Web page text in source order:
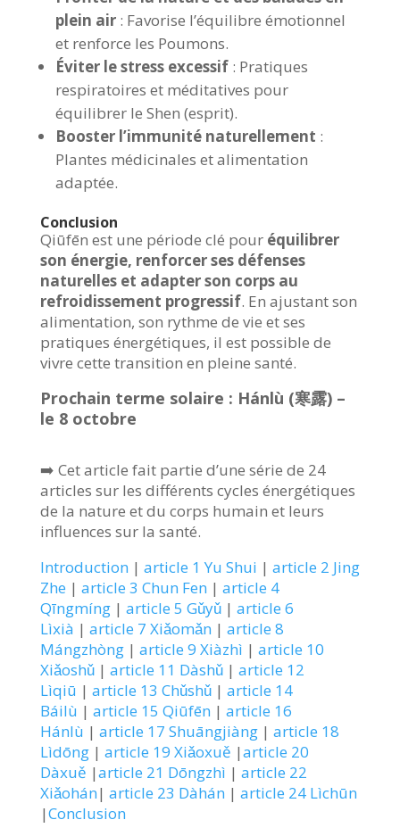
plein air: Favorise l’équilibre émotionnel
et renforce les Poumons.
Éviter le stress excessif: Pratiques
respiratoires et méditatives pour
équilibrer le Shen (esprit).
Booster l’immunité naturellement :
Plantes médicinales et alimentation
adaptée.
Conclusion
Qiūfēn est une période clé pour équilibrer
son énergie, renforcer ses défenses
naturelles et adapter son corps au
refroidissement progressif. En ajustant son
alimentation, son rythme de vie et ses
pratiques énergétiques, il est possible de
vivre cette transition en pleine santé.
Prochain terme solaire : Hánlù (寒露) –
le 8 octobre
➡️ Cet article fait partie d’une série de 24
articles sur les différents cycles énergétiques
de la nature et du corps humain et leurs
influences sur la santé.
Introduction | article 1 Yu Shui | article 2 Jing
Zhe | article 3 Chun Fen | article 4
Qīngmíng| article 5 Gǔyǔ| article 6
Lìxià | article 7 Xiǎomǎn | article 8
Mángzhòng| article 9 Xiàzhì | article 10
Xiǎoshǔ| article 11 Dàshǔ| article 12
Lìqiū | article 13 Chǔshǔ| article 14
Báilù | article 15 Qiūfēn | article 16
Hánlù | article 17 Shuāngjiàng| article 18
Lìdōng| article 19 Xiǎoxuě |article 20
Dàxuě |article 21 Dōngzhì | article 22
Xiǎohán| article 23 Dàhán | article 24 Lìchūn
|Conclusion